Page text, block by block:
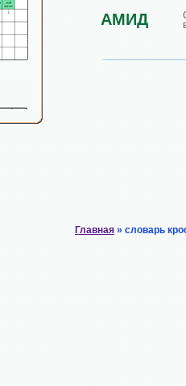
АМИД
Главная » словарь